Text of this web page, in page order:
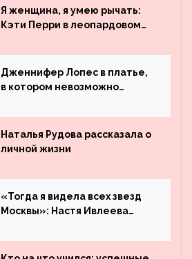
обогнали даже Джастина
Бибера
Я женщина, я умею рычать:
Кэти Перри в леопардовом
Дженнифер Лопес в платье,
в котором невозможно
Наталья Рудова рассказала о
личной жизни
«Тогда я видела всех звезд
Москвы»: Настя Ивлеева
популярности и выложила
архивные фото